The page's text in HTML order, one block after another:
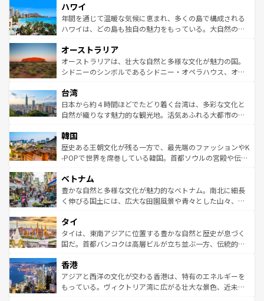
ば市内交通費無料で観光を楽しむこともできる。 なお、新
着のスイス情報はコンテンツ一覧 を参照してほしい。
のような巨大都市は、観光、ショッピング、エンターテイ
ンメントが詰まった刺激的なスポットだ。一方、アメリカ
西部には大自然が広がり、グランドキャニオンやイエロー
部のニューオーリンズでは、音楽と美食が融合した独特の
文化が魅力。旅行者はアメリカの各地域で異なる魅力を楽
しみながら、その多様性と豊かな歴史を感じることができ
ならではの贅沢な旅のスタイルだ。 なお、新着のアメリカ
情報はコンテンツ一覧を参照してほしい。
ハワイ
年間を通じて温暖な気候に恵まれ、多くの島で構成される
ハワイは、どの島も独自の魅力をもっている。大自然の神
ワイ島は見逃せない。また、定番の観光地といえばオアフ
島だが、静かな自然を求めるならマウイ島やカウアイ島が
おすすめ。エメラルドグリーンに輝く海をはじめ、豊かな
れるおもてなしの心で訪れる人々を迎えてくれるハワイの
人々、おいしいローカルフードやハワイアンミュージッ
ク、伝統的なフラダンスなど、すべてがハワイの魅力を彩
ワイを、存分に味わってほしい。 なお、新着のハワイ情報
はコンテンツ一覧を参照してほしい。
オーストラリア
オーストラリアは、壮大な自然と多様な文化が魅力の国。
シドニーのシンボルであるシドニー・オペラハウス、オー
リアリーフや大陸中央部にそびえるウルル（エアーズロッ
ク）、タスマニアの美しい原生林やケアンズの熱帯雨林な
ど、見どころがたくさん。また、カフェやワイン、オージ
いる。アクティビティも充実しており、サーフィンやダイ
ビング、ハイキングなど、アウトドア好きにはたまらな
い。オーストラリアの多彩な魅力を存分に味わいつくそ
参照してほしい。
台湾
日本から約４時間ほどでたどり着く台湾は、多彩な文化と
自然が織りなす魅力的な観光地。活気あふれる大都市の台
ン）、静ひつな山岳地帯である台湾東部など、都市の喧騒
と山間の静けさが共存しており、訪れる人に新しい発見と
驚きをもたらしてくれる。また、奥深い台湾の食文化も魅
容にもいいと評判のスイーツなど、バラエティ豊かな料理
が味わえる。 なお、新着の台湾情報は コンテンツ一覧を参
照してほしい。
韓国
歴史ある王朝文化が残る一方で、最先端のファッションやK
-POPで世界を席巻している韓国。首都ソウルの宮殿や伝統
き、地方に足を延ばせば四季折々の自然美を楽しむことが
できる。そして、キムチや焼肉、絶品のストリートフード
まで、さまざまな韓国料理が待っている。夜には、韓国な
リティに包まれながら、韓国の多彩な魅力を心ゆくまで味
わってみてほしい。 なお、新着の韓国情報はコンテンツ一
覧を参照してほしい。
ベトナム
豊かな自然と多様な文化が魅力的なベトナム。南北に細長
く伸びる国土には、広大な田園風景や青々とした山々、世
急速な発展と共に伝統が息づく。ハノイの古い町並みやホ
ーチミン市のフランス統治時代の建物も、独特の雰囲気を
醸し出している。また、バラエティの豊かさとおいしさで
とつ。フォーやバインミー、ベトナムコーヒーなどは、ぜ
ひ現地で味わいたい。どの地域を訪れてもあたたかい人々
が旅行者を迎えてくれるので、きっと忘れられない旅にな
タイ
タイは、東南アジアに位置する豊かな自然と歴史が息づく
国だ。首都バンコクは高層ビルが立ち並ぶ一方、伝統的な
の活気が交差している。北部ではチェンマイなどの山岳地
帯で自然と触れ合い、南部ではプーケットやクラビの美し
いビーチでリゾート気分を楽しむことができる。タイ料理
香港
アジアと西洋の文化が交わる香港は、特有のエネルギーを
もっている。ヴィクトリア湾に広がる壮大な景色、近未来